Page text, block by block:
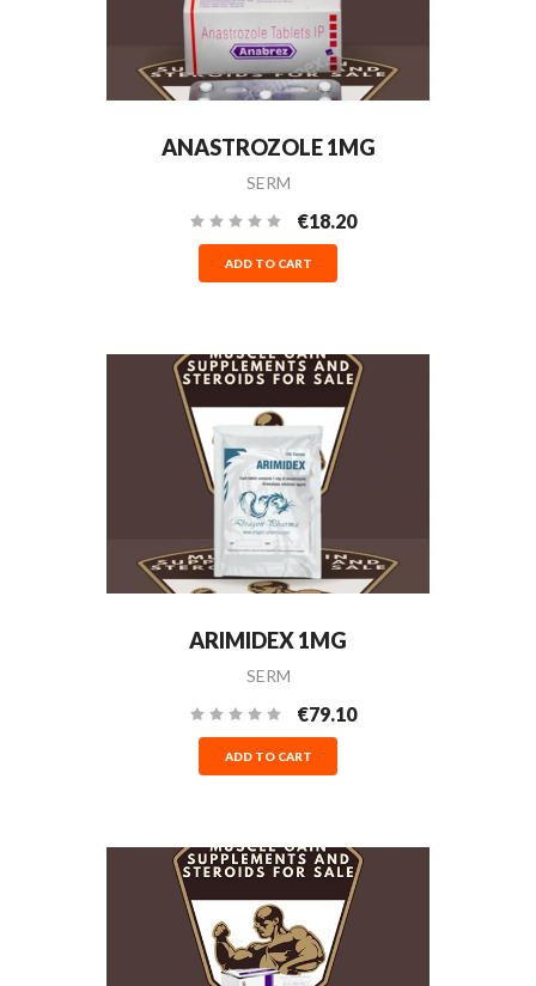
ANASTROZOLE 1MG
SERM
€18.20
ADD TO CART
ARIMIDEX 1MG
SERM
€79.10
ADD TO CART